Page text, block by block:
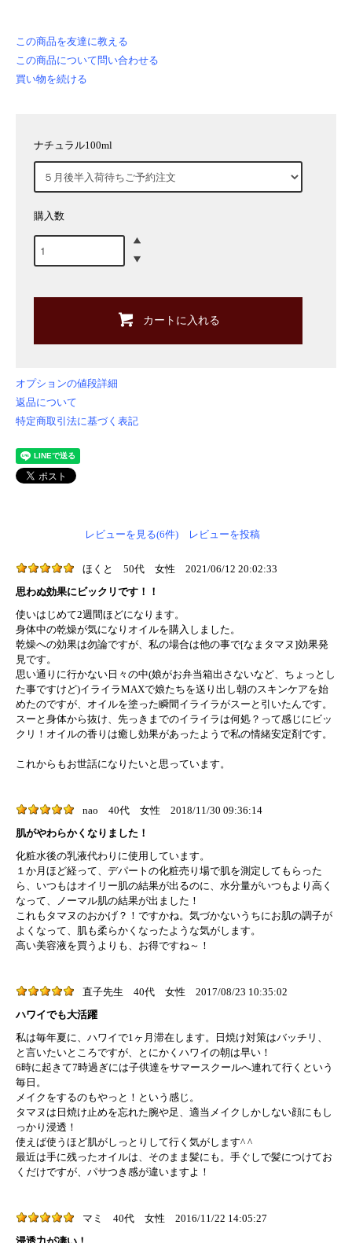
この商品を友達に教える
この商品について問い合わせる
買い物を続ける
ナチュラル100ml
購入数
カートに入れる
オプションの値段詳細
返品について
特定商取引法に基づく表記
レビューを見る(6件) レビューを投稿
ほくと 50代 女性
2021/06/12 20:02:33
思わぬ効果にビックリです！！
使いはじめて2週間ほどになります。
身体中の乾燥が気になりオイルを購入しました。
乾燥への効果は勿論ですが、私の場合は他の事で[なまタマヌ]効果発
見です。
思い通りに行かない日々の中(娘がお弁当箱出さないなど、ちょっとし
た事ですけど)イライラMAXで娘たちを送り出し朝のスキンケアを始
めたのですが、オイルを塗った瞬間イライラがスーと引いたんです。
スーと身体から抜け、先っきまでのイライラは何処？って感じにビッ
クリ！オイルの香りは癒し効果があったようで私の情緒安定剤です。
これからもお世話になりたいと思っています。
nao 40代 女性
2018/11/30 09:36:14
肌がやわらかくなりました！
化粧水後の乳液代わりに使用しています。
１か月ほど経って、デパートの化粧売り場で肌を測定してもらった
ら、いつもはオイリー肌の結果が出るのに、水分量がいつもより高く
なって、ノーマル肌の結果が出ました！
これもタマヌのおかげ？！ですかね。気づかないうちにお肌の調子が
よくなって、肌も柔らかくなったような気がします。
高い美容液を買うよりも、お得ですね～！
直子先生 40代 女性
2017/08/23 10:35:02
ハワイでも大活躍
私は毎年夏に、ハワイで1ヶ月滞在します。日焼け対策はバッチリ、
と言いたいところですが、とにかくハワイの朝は早い！
6時に起きて7時過ぎには子供達をサマースクールへ連れて行くという
毎日。
メイクをするのもやっと！という感じ。
タマヌは日焼け止めを忘れた腕や足、適当メイクしかしない顔にもし
っかり浸透！
使えば使うほど肌がしっとりして行く気がします^ ^
最近は手に残ったオイルは、そのまま髪にも。手ぐしで髪につけてお
くだけですが、パサつき感が違いますよ！
マミ 40代 女性
2016/11/22 14:05:27